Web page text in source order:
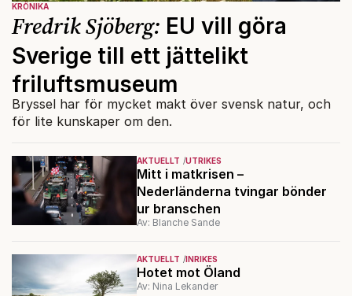
AKTUELLT UTRIKES
Mitt i matkrisen –
Nederländerna tvingar bönder
ur branschen
Av: Blanche Sande
AKTUELLT INRIKES
Hotet mot Öland
Av: Nina Lekander
KRÖNIKA
Fredrik Sjöberg: EU vill göra
Sverige till ett jättelikt
friluftsmuseum
Bryssel har för mycket makt över svensk natur, och
för lite kunskaper om den.